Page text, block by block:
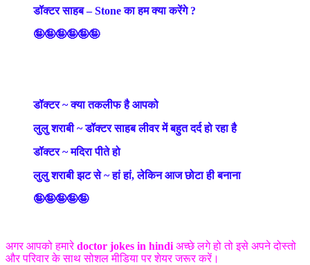
डॉक्टर साहब – Stone का हम क्या करेंगे ?
🤪🤪🤪🤪🤪🤪
डॉक्टर ~ क्या तकलीफ है आपको
लुलु शराबी ~ डॉक्टर साहब लीवर में बहुत दर्द हो रहा है
डॉक्टर ~ मदिरा पीते हो
लुलु शराबी झट से ~ हां हां, लेकिन आज छोटा ही बनाना
🤪🤪🤪🤪🤪
अगर आपको हमारेdoctor jokes in hindi अच्छे लगे हो तो इसे अपने दोस्तो
और परिवार के साथ सोशल मीडिया पर शेयर जरूर करें।